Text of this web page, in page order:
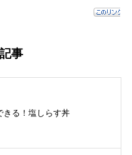
事
きる！塩しらす丼